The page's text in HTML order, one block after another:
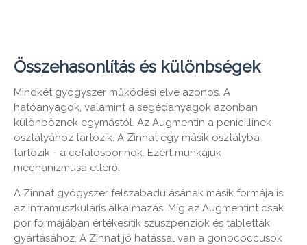
Összehasonlítás és különbségek
Mindkét gyógyszer működési elve azonos. A
hatóanyagok, valamint a segédanyagok azonban
különböznek egymástól. Az Augmentin a penicillinek
osztályához tartozik. A Zinnat egy másik osztályba
tartozik - a cefalosporinok. Ezért munkájuk
mechanizmusa eltérő.
A Zinnat gyógyszer felszabadulásának másik formája is
az intramuszkuláris alkalmazás. Míg az Augmentint csak
por formájában értékesítik szuszpenziók és tabletták
gyártásához. A Zinnat jó hatással van a gonococcusok